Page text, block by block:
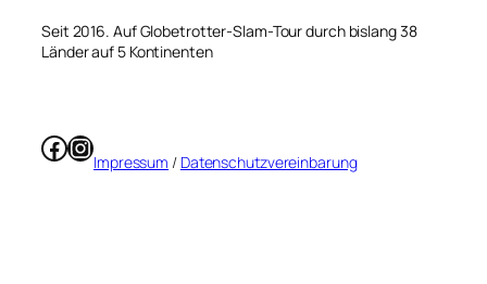
Seit 2016. Auf Globetrotter-Slam-Tour durch bislang 38
Länder auf 5 Kontinenten
Facebook
Instagram
Impressum / Datenschutzvereinbarung